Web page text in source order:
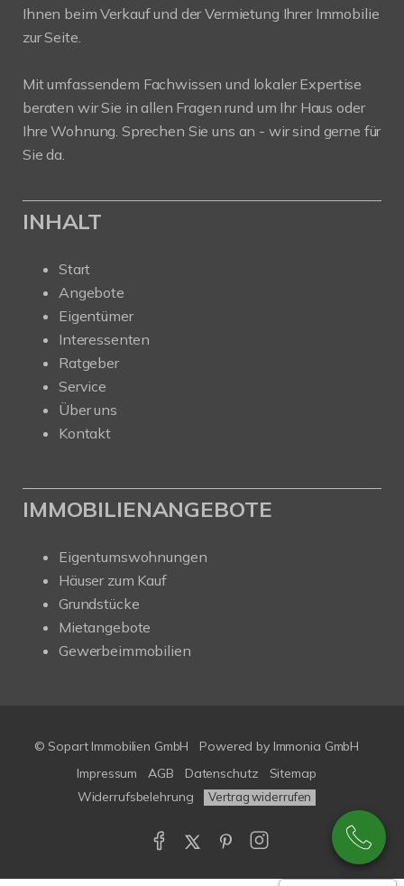
Ihnen beim Verkauf und der Vermietung Ihrer Immobilie
zur Seite.
Mit umfassendem Fachwissen und lokaler Expertise
beraten wir Sie in allen Fragen rund um Ihr Haus oder
Ihre Wohnung. Sprechen Sie uns an - wir sind gerne für
Sie da.
INHALT
Start
Angebote
Eigentümer
Interessenten
Ratgeber
Service
Über uns
Kontakt
IMMOBILIENANGEBOTE
Eigentumswohnungen
Häuser zum Kauf
Grundstücke
Mietangebote
Gewerbeimmobilien
© Sopart Immobilien GmbH Powered by Immonia GmbH
Impressum
AGB Datenschutz
Sitemap
Widerrufsbelehrung
Vertrag widerrufen